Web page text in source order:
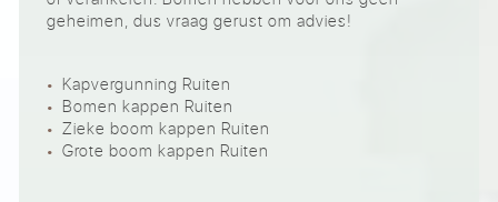
geheimen, dus vraag gerust om advies!
Kapvergunning Ruiten
Bomen kappen Ruiten
Zieke boom kappen Ruiten
Grote boom kappen Ruiten